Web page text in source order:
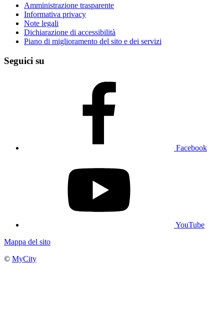
Amministrazione trasparente
Informativa privacy
Note legali
Dichiarazione di accessibilità
Piano di miglioramento del sito e dei servizi
Seguici su
Facebook
YouTube
Mappa del sito
© MyCity